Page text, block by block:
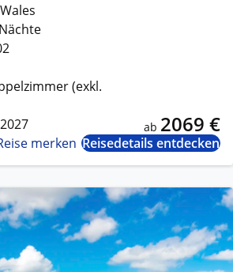
(exkl.
ab 2069 €
merken Reisedetails entdecken